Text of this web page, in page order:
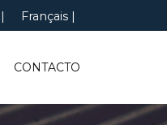
Français
CONTACTO